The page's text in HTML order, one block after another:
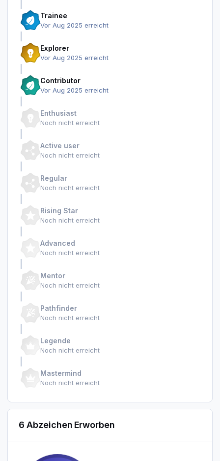
Trainee
Vor Aug 2025 erreicht
Explorer
Vor Aug 2025 erreicht
Contributor
Vor Aug 2025 erreicht
Enthusiast
Noch nicht erreicht
Active user
Noch nicht erreicht
Regular
Noch nicht erreicht
Rising Star
Noch nicht erreicht
Advanced
Noch nicht erreicht
Mentor
Noch nicht erreicht
Pathfinder
Noch nicht erreicht
Legende
Noch nicht erreicht
Mastermind
Noch nicht erreicht
6 Abzeichen Erworben